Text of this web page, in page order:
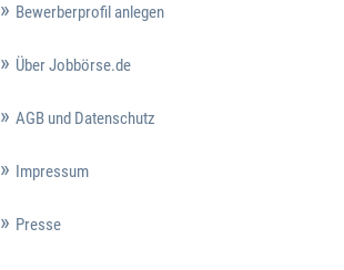
Bewerberprofil anlegen
Über Jobbörse.de
AGB und Datenschutz
Impressum
Presse